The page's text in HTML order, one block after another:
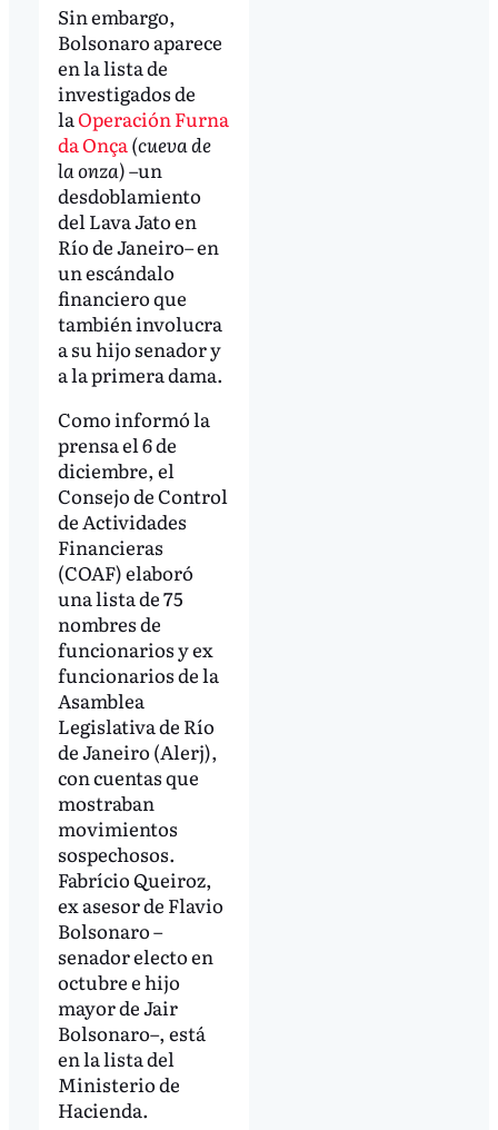
Sin embargo,
Bolsonaro aparece
en la lista de
investigados de
laOperación Furna
da Onça (cueva de
la onza)–un
desdoblamiento
del Lava Jato en
Río de Janeiro– en
un escándalo
financiero que
también involucra
a su hijo senador y
a la primera dama.
Como informó la
prensa el 6 de
diciembre, el
Consejo de Control
de Actividades
Financieras
(COAF) elaboró
una lista de 75
nombres de
funcionarios y ex
funcionarios de la
Asamblea
Legislativa de Río
de Janeiro (Alerj),
con cuentas que
mostraban
movimientos
sospechosos.
Fabrício Queiroz,
ex asesor de Flavio
Bolsonaro –
senador electo en
octubre e hijo
mayor de Jair
Bolsonaro–, está
en la lista del
Ministerio de
Hacienda.